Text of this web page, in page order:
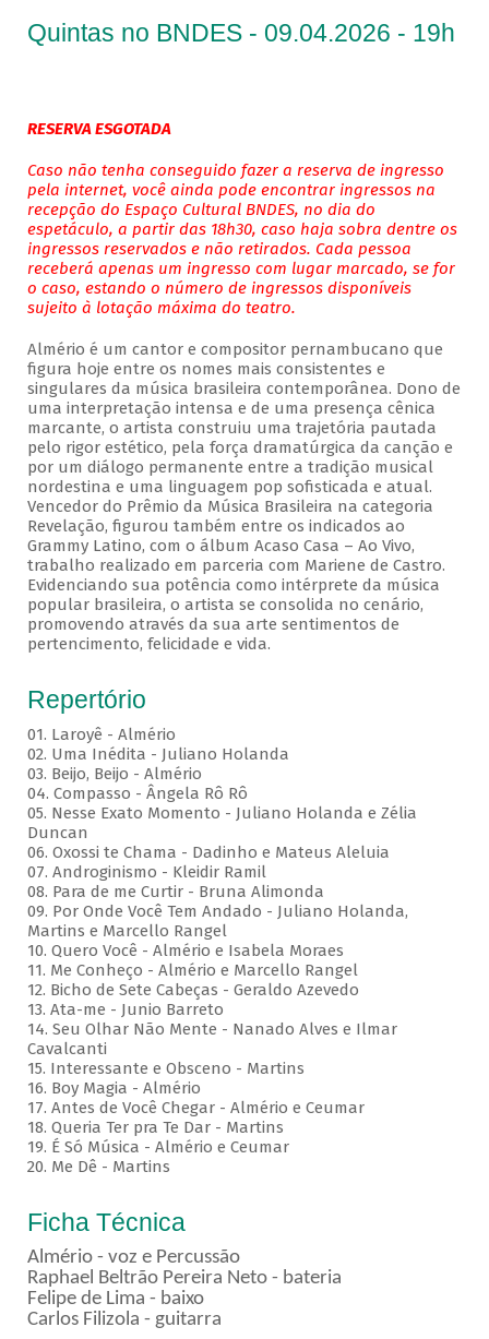
Quintas no BNDES - 09.04.2026 - 19h
RESERVA ESGOTADA
Caso não tenha conseguido fazer a reserva de ingresso
pela internet, você ainda pode encontrar ingressos na
recepção do Espaço Cultural BNDES, no dia do
espetáculo, a partir das 18h30, caso haja sobra dentre os
ingressos reservados e não retirados. Cada pessoa
receberá apenas um ingresso com lugar marcado, se for
o caso, estando o número de ingressos disponíveis
sujeito à lotação máxima do teatro.
Almério é um cantor e compositor pernambucano que
figura hoje entre os nomes mais consistentes e
singulares da música brasileira contemporânea. Dono de
uma interpretação intensa e de uma presença cênica
marcante, o artista construiu uma trajetória pautada
pelo rigor estético, pela força dramatúrgica da canção e
por um diálogo permanente entre a tradição musical
nordestina e uma linguagem pop sofisticada e atual.
Vencedor do Prêmio da Música Brasileira na categoria
Revelação, figurou também entre os indicados ao
Grammy Latino, com o álbum Acaso Casa – Ao Vivo,
trabalho realizado em parceria com Mariene de Castro.
Evidenciando sua potência como intérprete da música
popular brasileira, o artista se consolida no cenário,
promovendo através da sua arte sentimentos de
pertencimento, felicidade e vida.
Repertório
01. Laroyê - Almério
02. Uma Inédita - Juliano Holanda
03. Beijo, Beijo - Almério
04. Compasso - Ângela Rô Rô
05. Nesse Exato Momento - Juliano Holanda e Zélia
Duncan
06. Oxossi te Chama - Dadinho e Mateus Aleluia
07. Androginismo - Kleidir Ramil
08. Para de me Curtir - Bruna Alimonda
09. Por Onde Você Tem Andado - Juliano Holanda,
Martins e Marcello Rangel
10. Quero Você - Almério e Isabela Moraes
11. Me Conheço - Almério e Marcello Rangel
12. Bicho de Sete Cabeças - Geraldo Azevedo
13. Ata-me - Junio Barreto
14. Seu Olhar Não Mente - Nanado Alves e Ilmar
Cavalcanti
15. Interessante e Obsceno - Martins
16. Boy Magia - Almério
17. Antes de Você Chegar - Almério e Ceumar
18. Queria Ter pra Te Dar - Martins
19. É Só Música - Almério e Ceumar
20. Me Dê - Martins
Ficha Técnica
Almério - voz e Percussão
Raphael Beltrão Pereira Neto - bateria
Felipe de Lima - baixo
Carlos Filizola - guitarra